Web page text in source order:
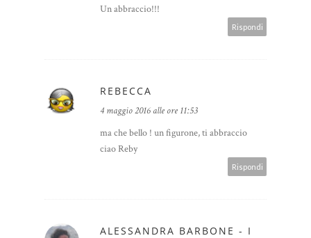
Un abbraccio!!!
Rispondi
REBECCA
4 maggio 2016 alle ore 11:53
ma che bello ! un figurone, ti abbraccio
ciao Reby
Rispondi
ALESSANDRA BARBONE - I